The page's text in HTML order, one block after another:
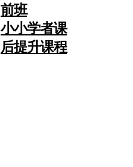
前班
小小学者课
后提升课程